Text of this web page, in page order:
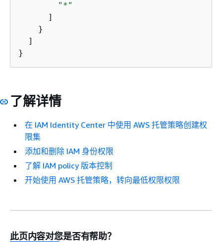
"*"
      ]
    }
  ]
}
了解详情
在 IAM Identity Center 中使用 AWS 托管策略创建权
限集
添加和删除 IAM 身份权限
了解 IAM policy 版本控制
开始使用 AWS 托管策略，转向最低权限权限
此页内容对您是否有帮助？